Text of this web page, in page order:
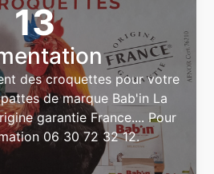
13
des croquettes pour votre
de marque Bab'in La
garantie France.... Pour
06 30 72 32 12.